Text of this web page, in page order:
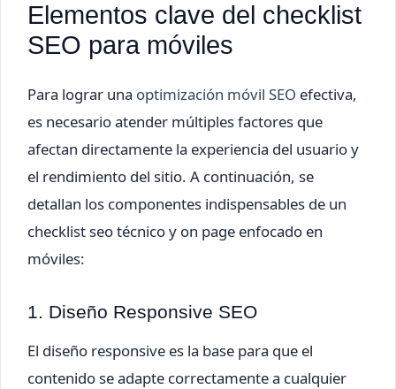
Elementos clave del checklist
SEO para móviles
Para lograr una optimización móvil SEO efectiva,
es necesario atender múltiples factores que
afectan directamente la experiencia del usuario y
el rendimiento del sitio. A continuación, se
detallan los componentes indispensables de un
checklist seo técnico y on page enfocado en
móviles:
1. Diseño Responsive SEO
El diseño responsive es la base para que el
contenido se adapte correctamente a cualquier